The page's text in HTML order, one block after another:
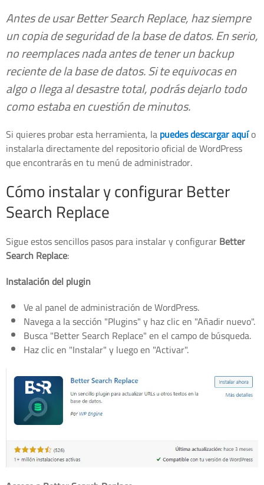
Antes de usar Better Search Replace, haz siempre
un copia de seguridad de la base de datos. En serio,
no reemplaces nada antes de tener un backup
reciente de la base de datos. Si te equivocas en
algo o llega al desastre total, podrás dejarlo todo
como estaba en cuestión de minutos.
Si quieres probar esta herramienta, lapuedes descargar aquío
instalarla directamente del repositorio oficial de WordPress
que encontrarás en tu menú de administrador.
Cómo instalar y configurar Better
Search Replace
Sigue estos sencillos pasos para instalar y configurarBetter
Search Replace:
Instalación del plugin
Ve al panel de administración de WordPress.
Navega a la sección "Plugins" y haz clic en "Añadir nuevo".
Busca "Better Search Replace" en el campo de búsqueda.
Haz clic en "Instalar" y luego en "Activar".